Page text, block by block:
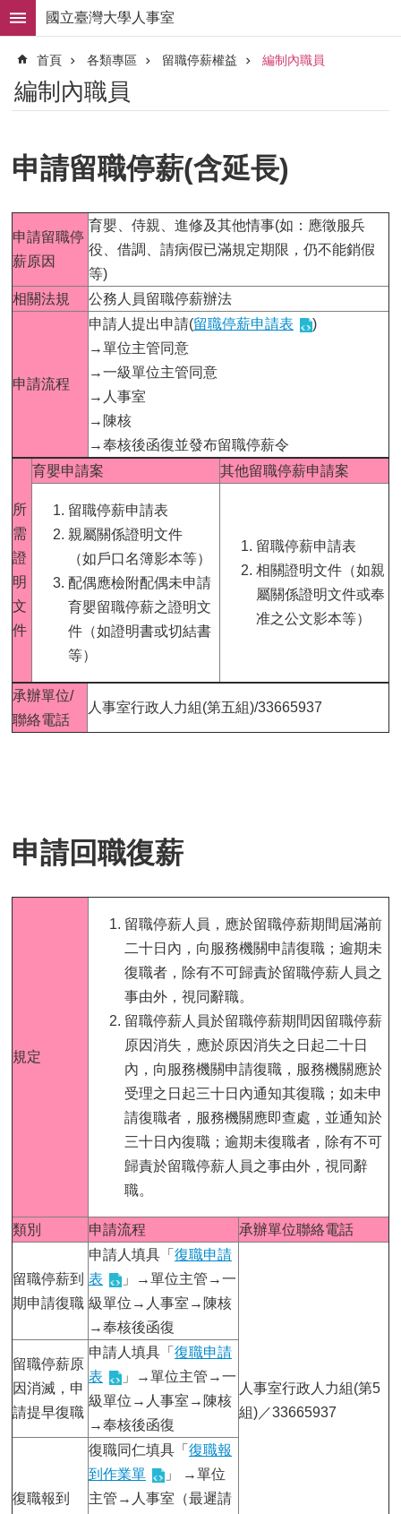
跳到主要內容區塊
進
階
搜
尋
徵
才
織
職
人
單
類
專
查
詢
項
關
站
國立臺灣大學人事室
首頁 各類專區 留職停薪權益 編制內職員
編制內職員
申請留職停薪(含延長)
申請留職停
薪原因
育嬰、侍親、進修及其他情事(如：應徵服兵
役、借調、請病假已滿規定期限，仍不能銷假
等)
相關法規
公務人員留職停薪辦法
申請流程
申請人提出申請(留職停薪申請表
)
→單位主管同意
→一級單位主管同意
→人事室
→陳核
→奉核後函復並發布留職停薪令
所
需
證
明
文
件
育嬰申請案 其他留職停薪申請案
留職停薪申請表
親屬關係證明文件
（如戶口名簿影本等）
配偶應檢附配偶未申請
育嬰留職停薪之證明文
件（如證明書或切結書
等）
留職停薪申請表
相關證明文件（如親
屬關係證明文件或奉
准之公文影本等）
承辦單位/
聯絡電話
人事室行政人力組(第五組)/33665937
申請回職復薪
規定
留職停薪人員，應於留職停薪期間屆滿前
二十日內，向服務機關申請復職；逾期未
復職者，除有不可歸責於留職停薪人員之
事由外，視同辭職。
留職停薪人員於留職停薪期間因留職停薪
原因消失，應於原因消失之日起二十日
內，向服務機關申請復職，服務機關應於
受理之日起三十日內通知其復職；如未申
請復職者，服務機關應即查處，並通知於
三十日內復職；逾期未復職者，除有不可
歸責於留職停薪人員之事由外，視同辭
職。
類別 申請流程 承辦單位聯絡電話
留職停薪到
期申請復職
申請人填具「 復職申請
表
」→單位主管→一
級單位→人事室→陳核
→奉核後函復
人事室行政人力組(第5
組)／33665937
留職停薪原
因消滅，申
請提早復職
申請人填具「 復職申請
表
」→單位主管→一
級單位→人事室→陳核
→奉核後函復
復職報到
復職同仁填具「 復職報
到作業單
」 →單位
主管→人事室（最遲請